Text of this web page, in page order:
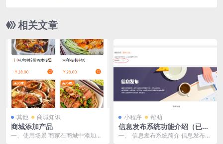
相关文章
其他 商城知识
商城添加产品
一、使用场景 商家在商城中添加产
小程序 帮助
信息发布系统功能介绍（已上
线）
一、 信息发布系统简介 信息发布系